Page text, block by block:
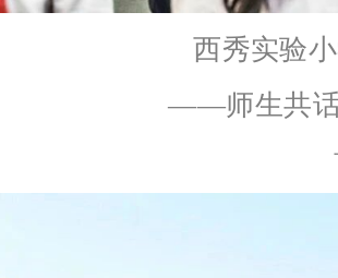
西秀实验
——师生共话